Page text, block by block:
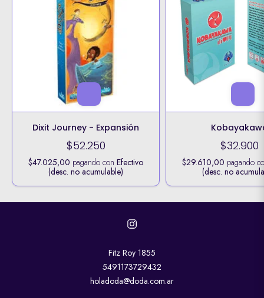
Dixit Journey - Expansión
$52.250
$47.025,00 pagando conEfectivo
(desc. no acumulable)
$32.900
$29.610,00 pagando
(desc. no
Fitz Roy 1855
5491173729432
holadoda@doda.com.ar